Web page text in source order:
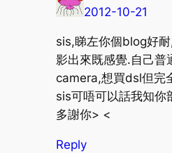
2012-10-21
sis,睇左你個blog好
影出來既感覺.自己普
camera,想買dsl但完
sis可唔可以話我知你
多謝你> <
Reply